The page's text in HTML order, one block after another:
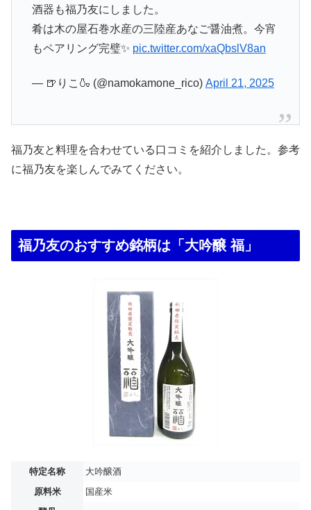
酒器も福乃友にしました。
肴は木の屋石巻水産の三陸産あなご醤油煮。今宵
もペアリング完璧✨ pic.twitter.com/xaQbslV8an
— 🍺りこ🍶 (@namokamone_rico) April 21, 2025
福乃友と料理を合わせている口コミを紹介しました。参考
に福乃友を楽しんでみてください。
福乃友のおすすめ銘柄は「大吟醸 福」
特定名称
大吟醸酒
原料米
国産米